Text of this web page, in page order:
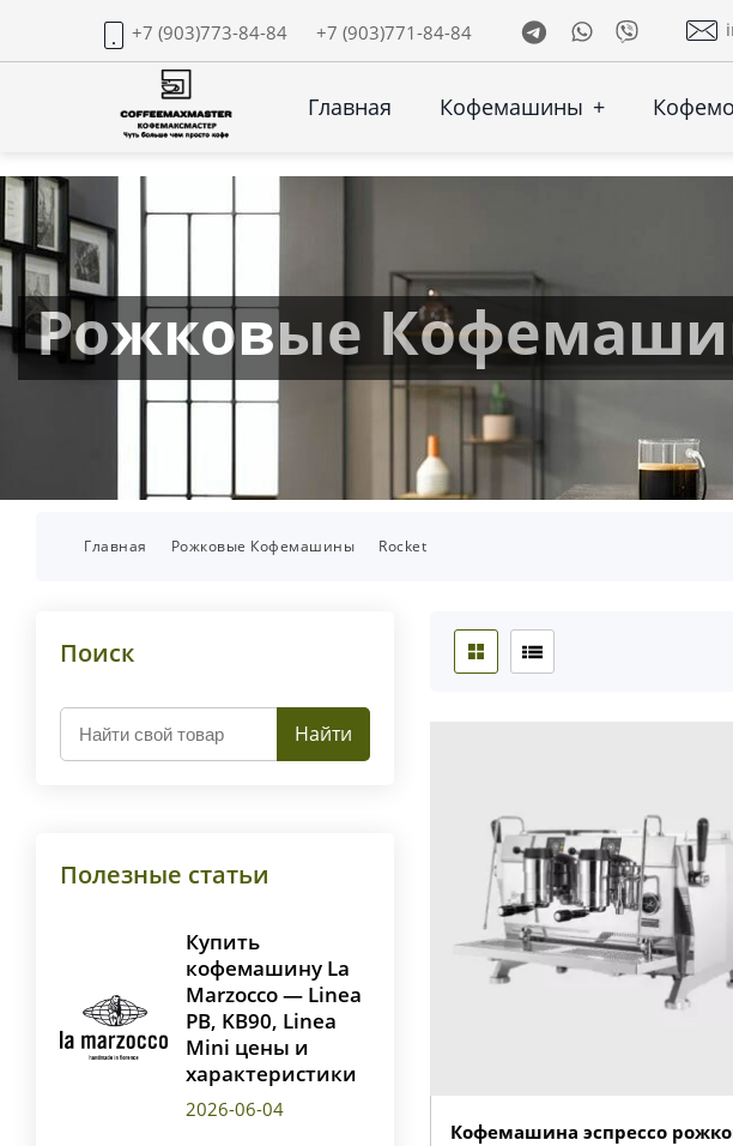
+7 (903)773-84-84 +7 (903)771-84-84 TelegramWhatsapp
Viber
Главная Кофемашины +
Рожковые
Главная Рожковые Кофемашины Rocket
Поиск
Найти
Полезные статьи
Купить
кофемашину La
Marzocco — Linea
PB, KB90, Linea
Mini цены и
характеристики
2026-06-04
Кофемашина эспрессо